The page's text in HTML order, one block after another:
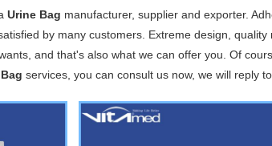
Urine Bag manufacturer, supplier and exporter.
by many customers. Extreme design,
and that's also what we can offer you. Of
services, you can consult us now, we will reply